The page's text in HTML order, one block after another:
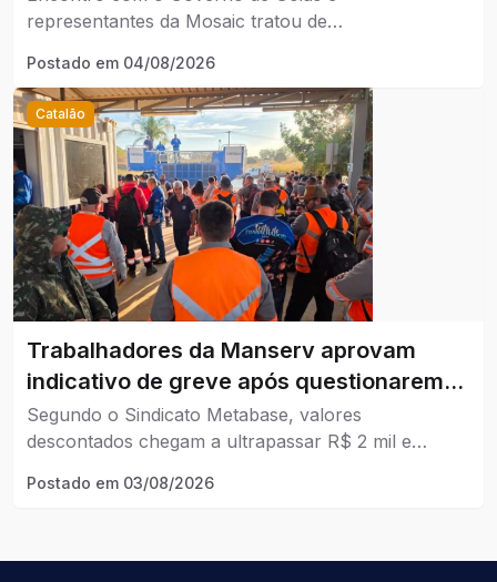
representantes da Mosaic tratou de
município.
Postado em 04/08/2026
Catalão
Trabalhadores da Manserv aprovam
indicativo de greve após questionarem
descontos no plano de saúde.
Segundo o Sindicato Metabase, valores
descontados chegam a ultrapassar R$ 2 mil e
acordo coletivo.
Postado em 03/08/2026